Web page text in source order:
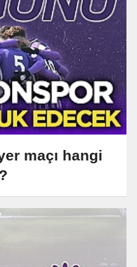
maçı hangi